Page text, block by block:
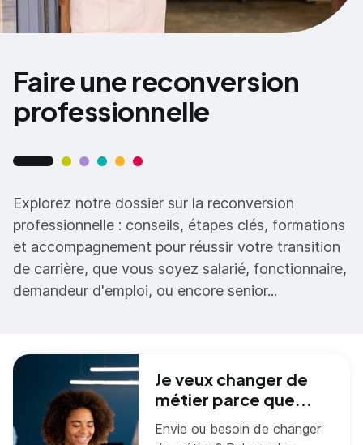
Faire une reconversion
professionnelle
Explorez notre dossier sur la reconversion
professionnelle : conseils, étapes clés, formations
et accompagnement pour réussir votre transition
de carrière, que vous soyez salarié, fonctionnaire,
demandeur d'emploi, ou encore senior...
Je veux changer de
métier parce que...
Envie ou besoin de changer